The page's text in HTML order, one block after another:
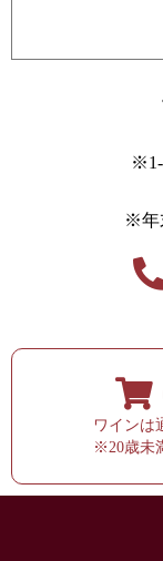
※1-
※年
ワインは
※20歳未